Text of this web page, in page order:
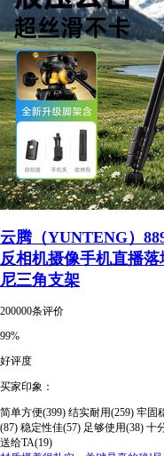
云腾（YUNTENG）
反相机摄像手机直播
尼三角支架
200000条评价
99%
好评度
买家印象：
简单方便(399) 结实耐用(259) 牢固
(87) 稳定性佳(57) 足够使用(38) 十
送给TA(19)